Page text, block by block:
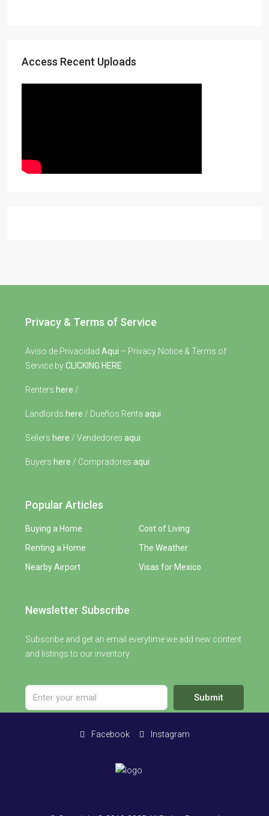
Access Recent Uploads
Privacy & Terms of Service
Aviso de Privacidad Aqui – Privacy Notice & Terms of
Service byCLICKING HERE
Renters here /
Landlords here / Dueños Renta aqui
Sellers here / Vendedores aqui
Buyers here / Compradores aqui
Popular Articles
Buying a Home
Renting a Home
Nearby Airport
Cost of Living
The Weather
Visas for Mexico
Newsletter Subscribe
Subscribe and get an email everytime we add new content
and listings to our inventory.
Submit
Facebook Instagram